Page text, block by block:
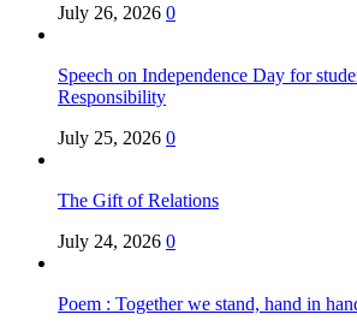
July 26, 2026 0
Speech on Independence Day for
Responsibility
July 25, 2026 0
The Gift of Relations
July 24, 2026 0
Poem : Together we stand, hand in